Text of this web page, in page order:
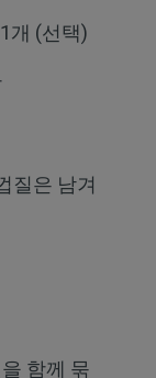
개 (선택)
질은 남겨
함께 묶